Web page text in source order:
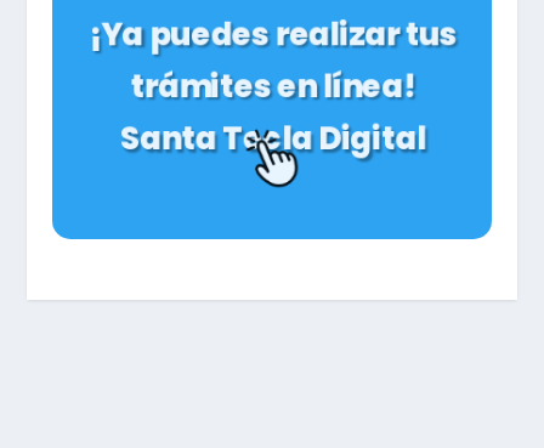
¡Ya puedes realizar tus
trámites en línea!
Santa Tecla Digital